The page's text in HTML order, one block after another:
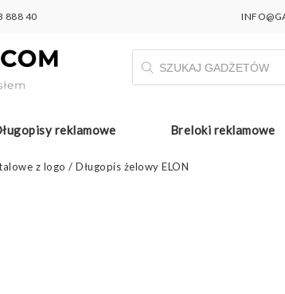
888 40
Wyszukiwarka
produktów
reklamowe Breloki reklamowe
z logo / Długopis żelowy ELON